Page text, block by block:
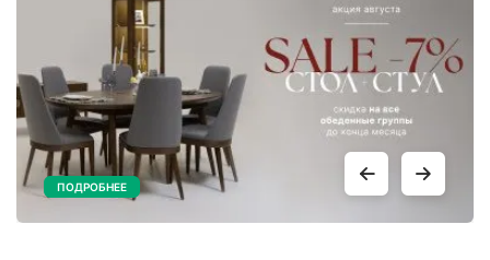
ПОДРОБНЕЕ